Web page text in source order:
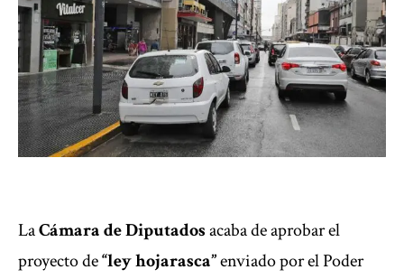
LaCámara de Diputadosacaba de aprobar el
proyecto de“ley hojarasca”enviado por el Poder